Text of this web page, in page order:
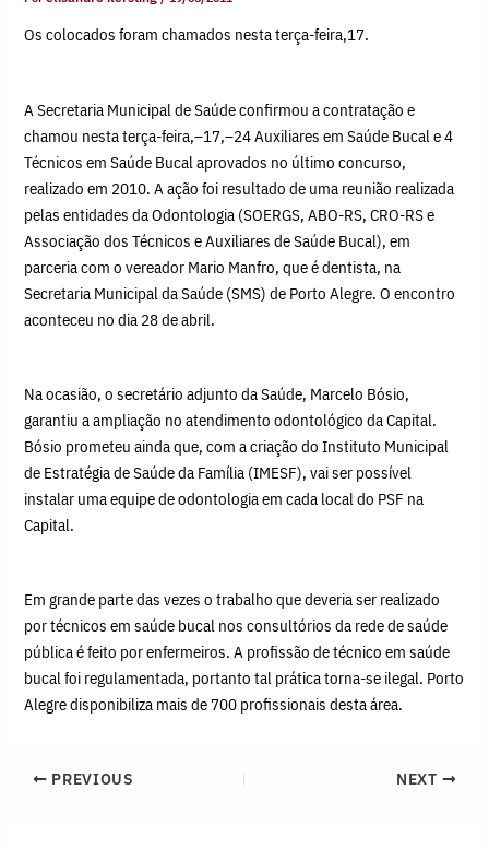
Os colocados foram chamados nesta terça-feira,17.
A Secretaria Municipal de Saúde confirmou a contratação e
chamou nesta terça-feira,–17,–24 Auxiliares em Saúde Bucal e 4
Técnicos em Saúde Bucal aprovados no último concurso,
realizado em 2010. A ação foi resultado de uma reunião realizada
pelas entidades da Odontologia (SOERGS, ABO-RS, CRO-RS e
Associação dos Técnicos e Auxiliares de Saúde Bucal), em
parceria com o vereador Mario Manfro, que é dentista, na
Secretaria Municipal da Saúde (SMS) de Porto Alegre. O encontro
aconteceu no dia 28 de abril.
Na ocasião, o secretário adjunto da Saúde, Marcelo Bósio,
garantiu a ampliação no atendimento odontológico da Capital.
Bósio prometeu ainda que, com a criação do Instituto Municipal
de Estratégia de Saúde da Família (IMESF), vai ser possível
instalar uma equipe de odontologia em cada local do PSF na
Capital.
Em grande parte das vezes o trabalho que deveria ser realizado
por técnicos em saúde bucal nos consultórios da rede de saúde
pública é feito por enfermeiros. A profissão de técnico em saúde
bucal foi regulamentada, portanto tal prática torna-se ilegal. Porto
Alegre disponibiliza mais de 700 profissionais desta área.
PREVIOUS NEXT